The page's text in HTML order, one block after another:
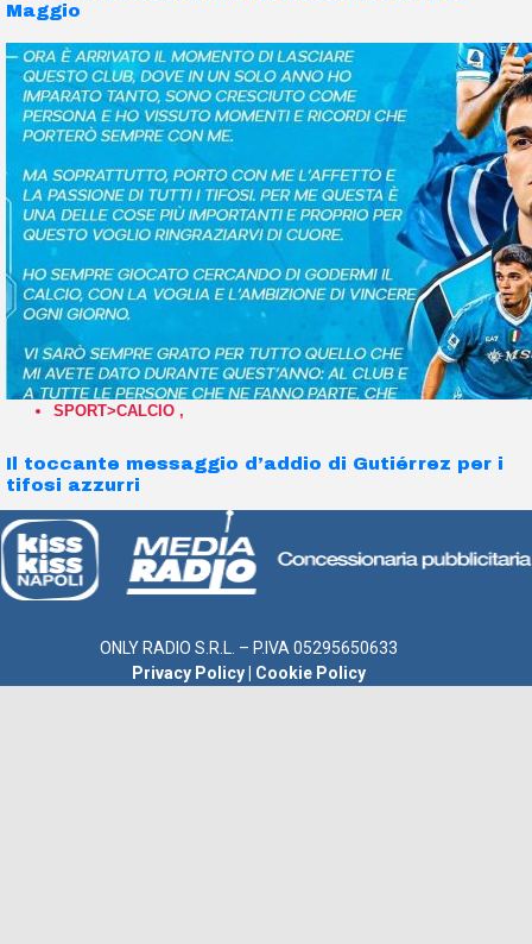
Maggio
SPORT>CALCIO ,
Il toccante messaggio d’addio di Gutiérrez per i
tifosi azzurri
ONLY RADIO S.R.L. – P.IVA 05295650633
Privacy Policy
Cookie Policy